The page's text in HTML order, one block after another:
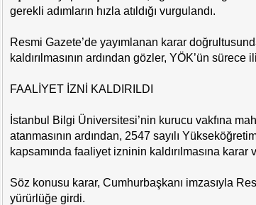
gerekli adımların hızla atıldığı vurgulandı.
Resmi Gazete’de yayımlanan karar
kaldırılmasının ardından gözler, YÖK’ün
FAALİYET İZNİ KALDIRILDI
İstanbul Bilgi Üniversitesi’nin kurucu vakfına
atanmasının ardından, 2547 sayılı
kapsamında faaliyet izninin kaldırılmasına karar
Söz konusu karar, Cumhurbaşkanı imzasıyla
yürürlüğe girdi.